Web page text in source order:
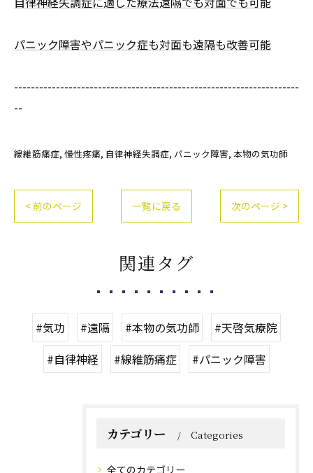
パニック障害やパニック症も対面も遠隔も改善可能
--------------------------------------------------------------------
--
線維筋痛症 慢性疼痛 自律神経失調症 パニック障害 本物の気功師
< 前のページ 一覧に戻る 次のページ >
関連タグ
#気功 #遠隔 #本物の気功師
#天啓気療院
#自律神経
#線維筋痛症 #パニック障害
カテゴリー Categories
全てのカテゴリー